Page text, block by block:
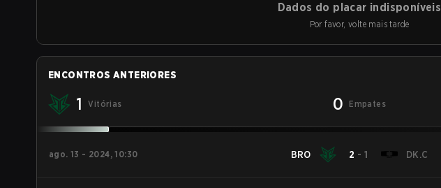
Dados do placar indisponíveis
Por favor, volte mais tarde
ENCONTROS ANTERIORES
1 Vitórias 0 Empates
ago. 13 - 2024, 10:30 BRO 2 - 1 DK.C